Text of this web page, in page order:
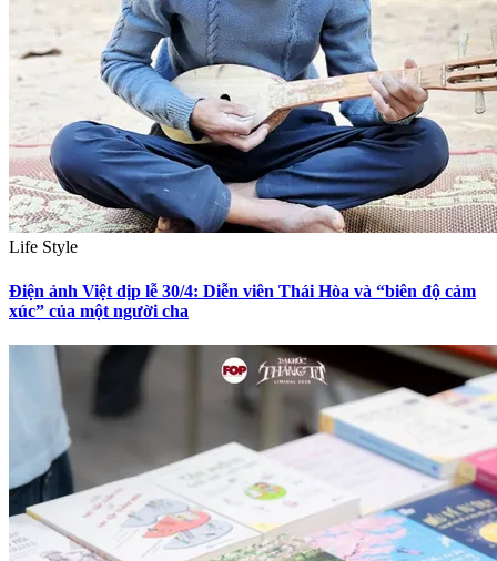
Life Style
Điện ảnh Việt dịp lễ 30/4: Diễn viên Thái Hòa và “biên độ cảm
xúc” của một người cha